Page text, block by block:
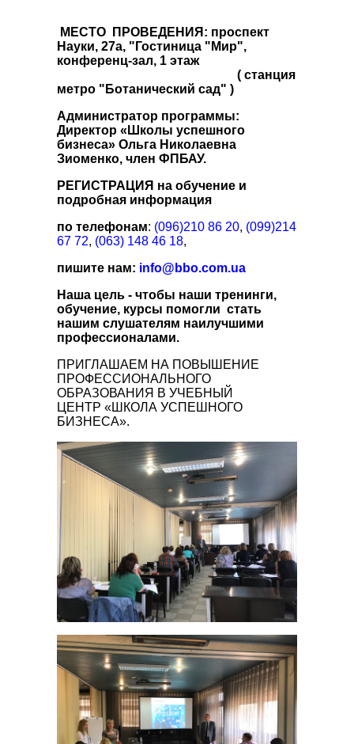
МЕСТО ПРОВЕДЕНИЯ: проспект
Науки, 27а, "Гостиница "Мир",
конференц-зал, 1 этаж
( станция
метро "Ботанический сад" )
Администратор программы:
Директор «Школы успешного
бизнеса» Ольга Николаевна
Зиоменко, член ФПБАУ.
РЕГИСТРАЦИЯ на обучение и
подробная информация
по телефонам: (096)210 86 20, (099)214
67 72, (063) 148 46 18,
пишите нам: info@bbo.com.ua
Наша цель - чтобы наши тренинги,
обучение, курсы помогли стать
нашим слушателям наилучшими
профессионалами.
ПРИГЛАШАЕМ НА ПОВЫШЕНИЕ
ПРОФЕССИОНАЛЬНОГО
ОБРАЗОВАНИЯ В УЧЕБНЫЙ
ЦЕНТР «ШКОЛА УСПЕШНОГО
БИЗНЕСА».